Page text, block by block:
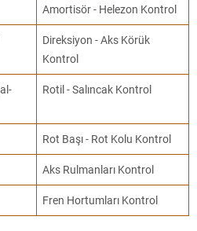
Amortisör - Helezon Kontrol
Direksiyon - Aks Körük
Kontrol
Rotil - Salıncak Kontrol
Rot Başı - Rot Kolu Kontrol
Aks Rulmanları Kontrol
Fren Hortumları Kontrol